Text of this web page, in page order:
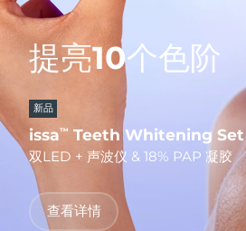
月亮牵动整片海
洋。
LUNA™ 限时闪购
这一轮，正好握在你的掌心。
使用优惠码
提亮10个色阶
新品
issa™ Teeth Whitening Set
双LED + 声波仪 & 18% PAP 凝胶
查看详情
FOREO 效果
更划算！
立即购买
美容偶像，
臻于完美。
FDA-CLEARED
FAQ™ 202 plus
全新升级版抗衰老LED面罩
查看详情
无创塑颜，提
BEARTM2
智能微电流美容仪
发现更多
FAQ™ Dual LED Panel
热门产品
特别优惠 畅
英国
西班牙
澳大利亚
法国
德国